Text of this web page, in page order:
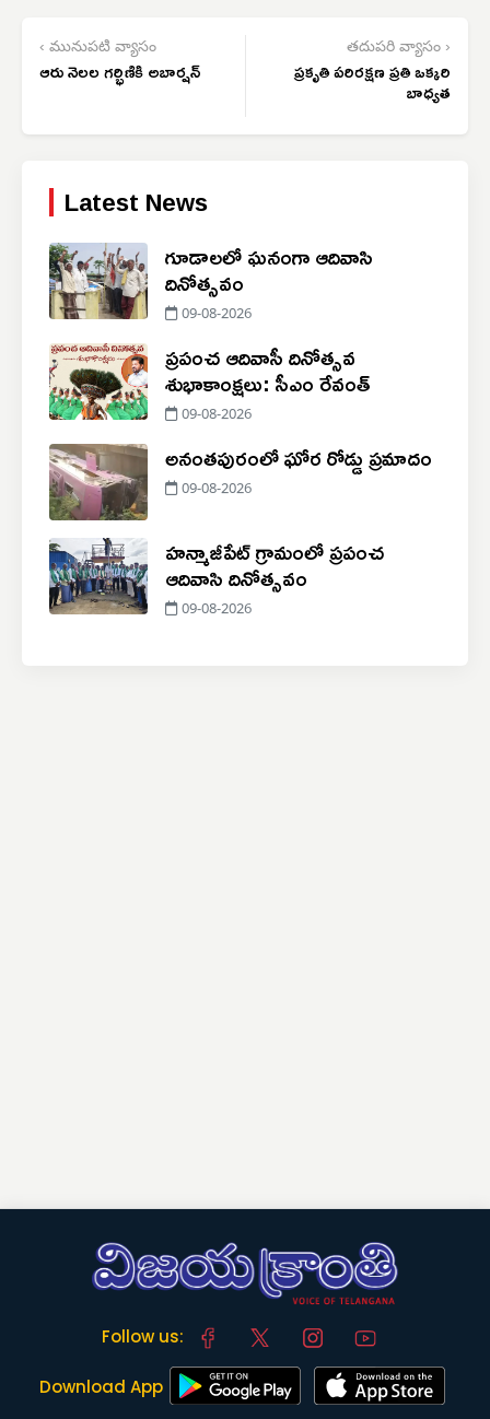
‹ మునుపటి వ్యాసం
ఆరు నెలల గర్భిణికి అబార్షన్
తదుపరి వ్యాసం ›
ప్రకృతి పరిరక్షణ ప్రతి ఒక్కరి
బాధ్యత
Latest News
గూడాలలో ఘనంగా ఆదివాసి
దినోత్సవం
09-08-2026
ప్రపంచ ఆదివాసీ దినోత్సవ
శుభాకాంక్షలు: సీఎం రేవంత్
09-08-2026
అనంతపురంలో ఘోర రోడ్డు ప్రమాదం
09-08-2026
హన్మాజీపేట్ గ్రామంలో ప్రపంచ
ఆదివాసి దినోత్సవం
09-08-2026
Follow us:
Download App